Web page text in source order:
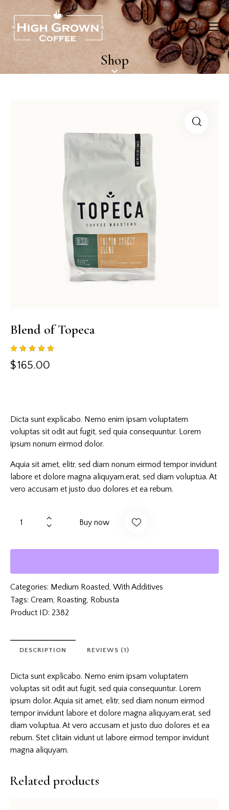
0
Shop
Blend of Topeca
Rated
5.00out
1
$165.00
Dicta sunt explicabo. Nemo enim ipsam voluptatem
voluptas sit odit aut fugit, sed quia consequuntur. Lorem
ipsum nonum eirmod dolor.
Aquia sit amet, elitr, sed diam nonum eirmod tempor invidunt
labore et dolore magna aliquyam.erat, sed diam voluptua. At
vero accusam et justo duo dolores et ea rebum.
Buy now
Categories: Medium Roasted, With Additives
Tags: Cream, Roasting, Robusta
Product ID: 2382
DESCRIPTION REVIEWS (1)
Dicta sunt explicabo. Nemo enim ipsam voluptatem
voluptas sit odit aut fugit, sed quia consequuntur. Lorem
ipsum dolor. Aquia sit amet, elitr, sed diam nonum eirmod
tempor invidunt labore et dolore magna aliquyam.erat, sed
diam voluptua. At vero accusam et justo duo dolores et ea
rebum. Stet clitain vidunt ut labore eirmod tempor invidunt
magna aliquyam.
Related products